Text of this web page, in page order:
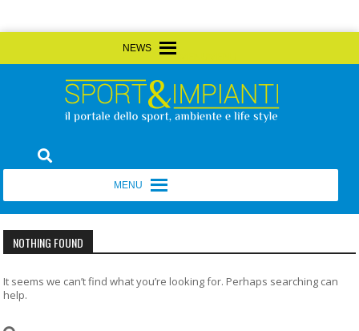
to
Sport&Impianti
NOTHING FOUND
It seems we can’t find what you’re looking for. Perhaps searching can
help.